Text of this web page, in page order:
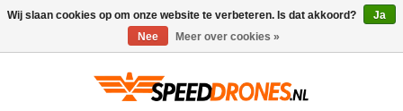
Wij slaan cookies op om onze website te verbeteren. Is dat akkoord?
Ja
Nee
Meer over cookies »